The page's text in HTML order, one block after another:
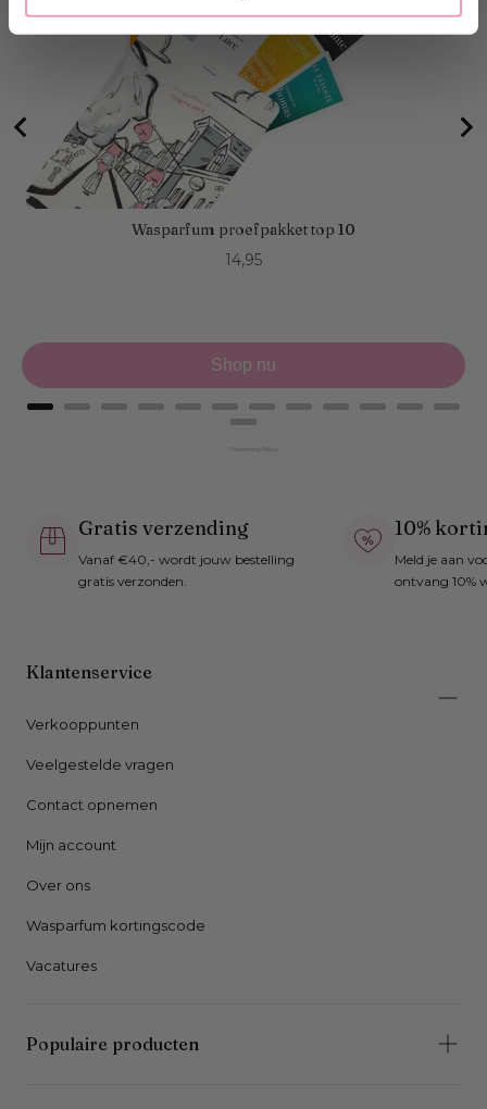
Wasparfum proefpakket top 10
Price
14,95
Shop nu
Gratis verzending
Vanaf €40,- wordt jouw bestelling
gratis verzonden.
10%
Meld je aan
ontvang 10%
Klantenservice
Verkooppunten
Veelgestelde vragen
Contact opnemen
Mijn account
Over ons
Wasparfum kortingscode
Vacatures
Populaire producten